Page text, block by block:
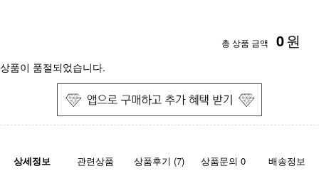
총 상품 금액 0원
상품이 품절되었습니다.
상세정보 관련상품 상품후기 (7) 상품문의 0 배송정보